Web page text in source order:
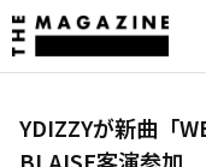
YDIZZYが新曲「